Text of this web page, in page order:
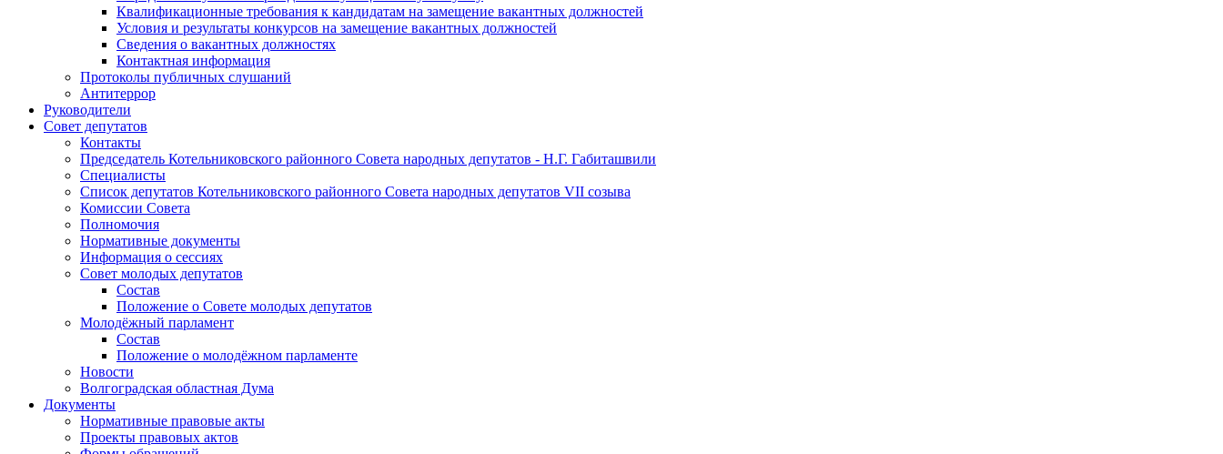
Квалификационные требования к кандидатам на замещение вакантных должностей
Условия и результаты конкурсов на замещение вакантных должностей
Сведения о вакантных должностях
Контактная информация
Протоколы публичных слушаний
Антитеррор
Руководители
Совет депутатов
Контакты
Председатель Котельниковского районного Совета народных депутатов - Н.Г. Габиташвили
Специалисты
Список депутатов Котельниковского районного Совета народных депутатов VII созыва
Комиссии Совета
Полномочия
Нормативные документы
Информация о сессиях
Совет молодых депутатов
Состав
Положение о Совете молодых депутатов
Молодёжный парламент
Состав
Положение о молодёжном парламенте
Новости
Волгоградская областная Дума
Документы
Нормативные правовые акты
Проекты правовых актов